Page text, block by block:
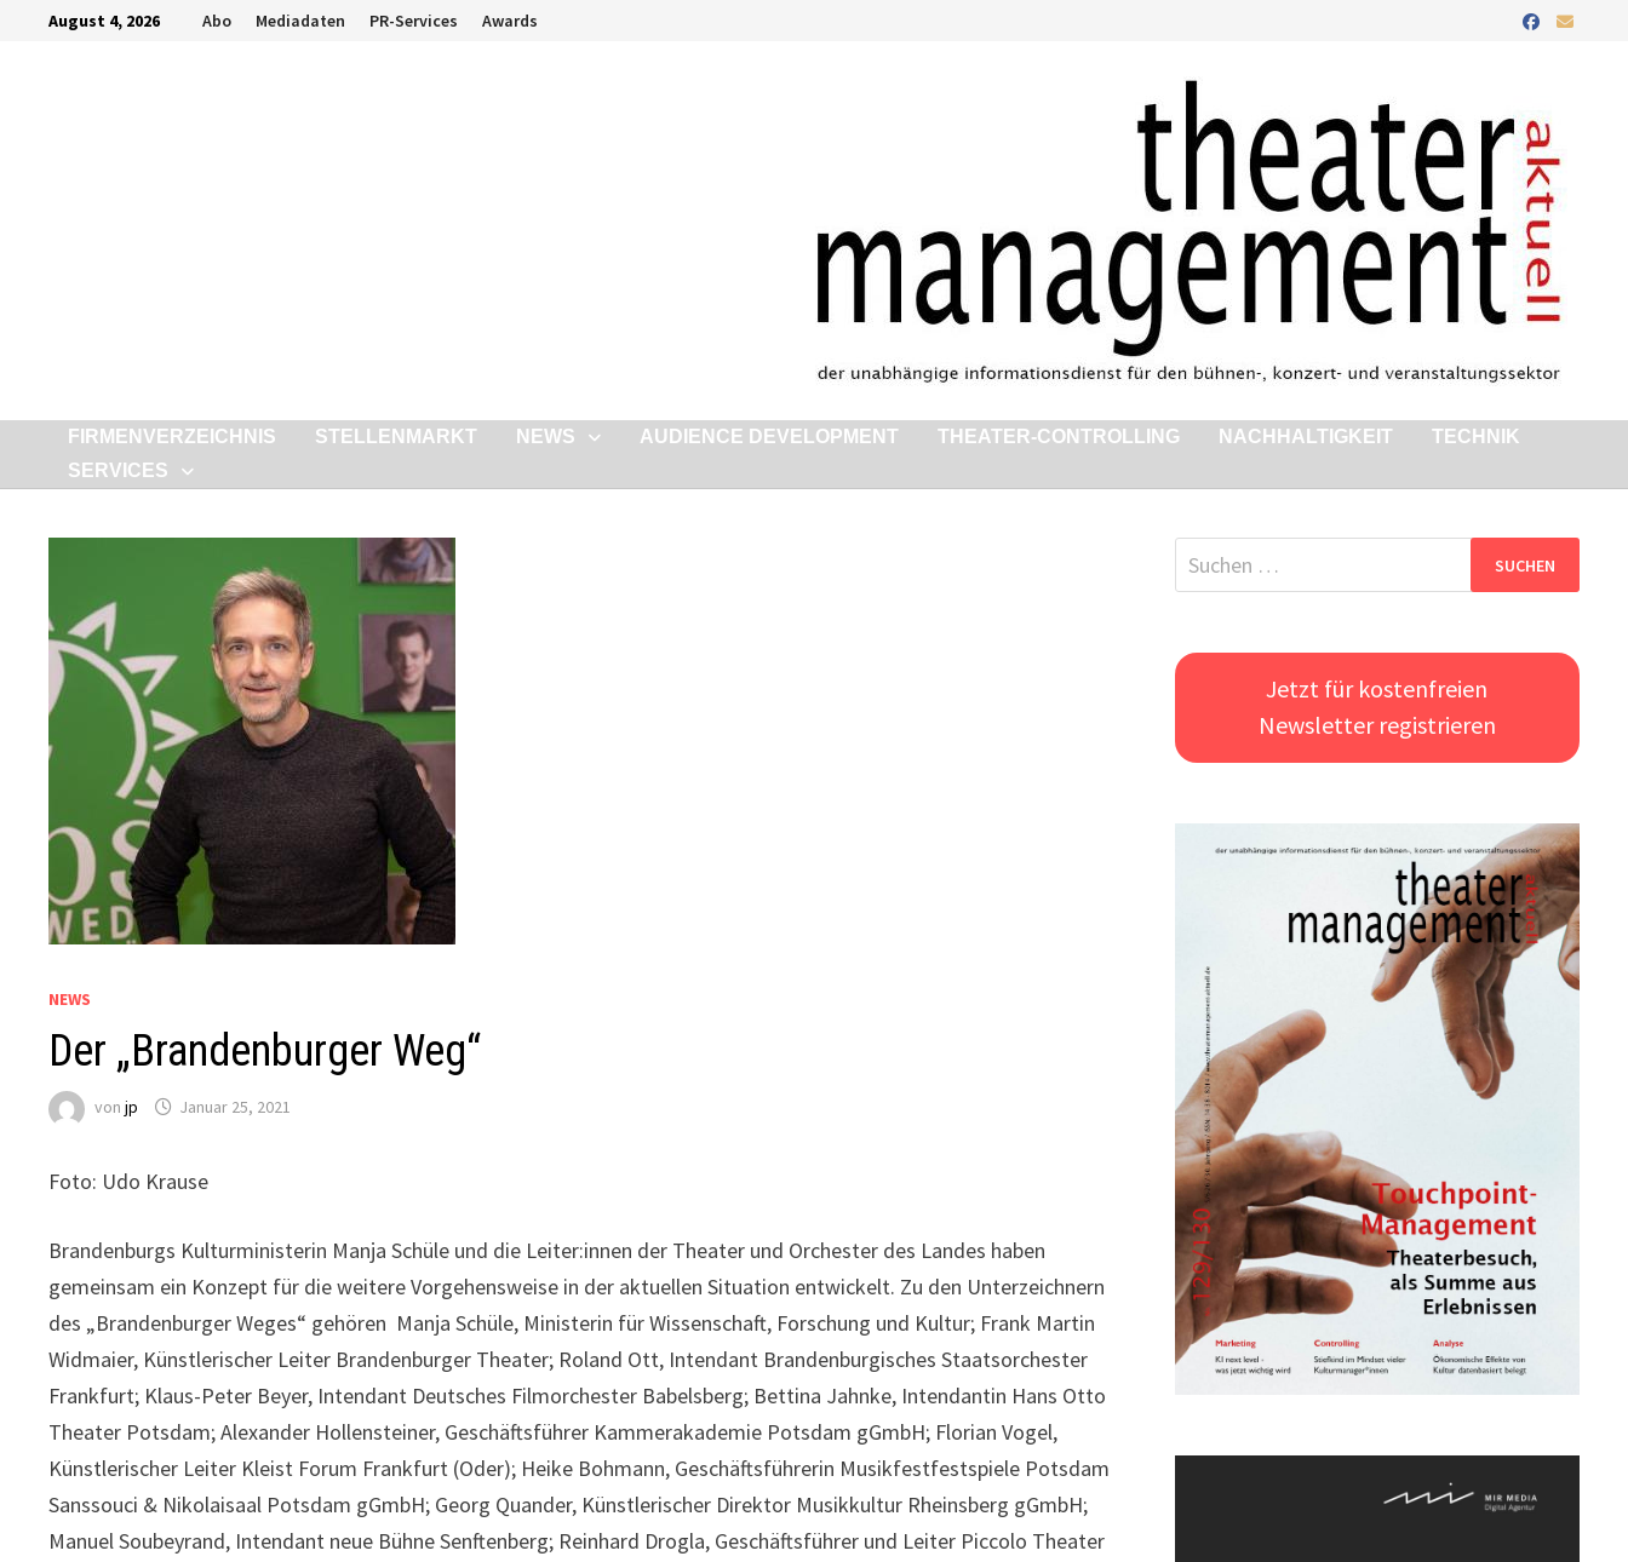
ZurückAugust 4, 2026 Abo Mediadaten PR-Services Awards
FIRMENVERZEICHNIS STELLENMARKT NEWS AUDIENCE DEVELOPMENT THEATER-CONTROLLING NACHHALTIGKEIT
TECHNIK
SERVICES
NEWS
Der „Brandenburger Weg“
vonjp Januar 25, 2021
Foto: Udo Krause
Brandenburgs Kulturministerin Manja Schüle und die Leiter:innen der Theater und Orchester des Landes haben
gemeinsam ein Konzept für die weitere Vorgehensweise in der aktuellen Situation entwickelt. Zu den Unterzeichnern
des „Brandenburger Weges“ gehören Manja Schüle, Ministerin für Wissenschaft, Forschung und Kultur; Frank Martin
Widmaier, Künstlerischer Leiter Brandenburger Theater; Roland Ott, Intendant Brandenburgisches Staatsorchester
Frankfurt; Klaus-Peter Beyer, Intendant Deutsches Filmorchester Babelsberg; Bettina Jahnke, Intendantin Hans Otto
Theater Potsdam; Alexander Hollensteiner, Geschäftsführer Kammerakademie Potsdam gGmbH; Florian Vogel,
Künstlerischer Leiter Kleist Forum Frankfurt (Oder); Heike Bohmann, Geschäftsführerin Musikfestfestspiele Potsdam
Sanssouci & Nikolaisaal Potsdam gGmbH; Georg Quander, Künstlerischer Direktor Musikkultur Rheinsberg gGmbH;
Manuel Soubeyrand, Intendant neue Bühne Senftenberg; Reinhard Drogla, Geschäftsführer und Leiter Piccolo Theater
Suchen
nach:
Jetzt für kostenfreien
Newsletter registrieren